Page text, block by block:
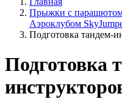
Прыжки с парашютом
Аэроклубом
Подготовка тандем-
Подготовка